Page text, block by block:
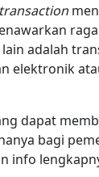
adalah
elektronik
dapat
bagi
info